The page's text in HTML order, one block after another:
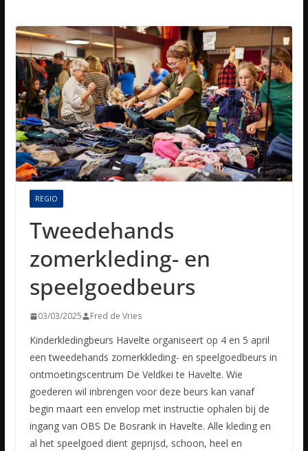
REGIO
Tweedehands
zomerkleding- en
speelgoedbeurs
03/03/2025 Fred de Vries
Kinderkledingbeurs Havelte organiseert op 4 en 5 april
een tweedehands zomerkkleding- en speelgoedbeurs in
ontmoetingscentrum De Veldkei te Havelte. Wie
goederen wil inbrengen voor deze beurs kan vanaf
begin maart een envelop met instructie ophalen bij de
ingang van OBS De Bosrank in Havelte. Alle kleding en
al het speelgoed dient geprijsd, schoon, heel en